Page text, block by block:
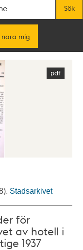
Sök
nära mig
Stadsarkivet
för
av hotell i
1937